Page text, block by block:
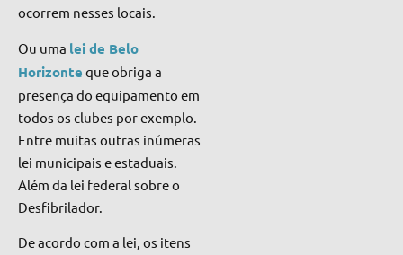
ocorrem nesses locais.
Ou uma lei de Belo
Horizonte que obriga a
presença do equipamento em
todos os clubes por exemplo.
Entre muitas outras inúmeras
lei municipais e estaduais.
Além da lei federal sobre o
Desfibrilador.
De acordo com a lei, os itens